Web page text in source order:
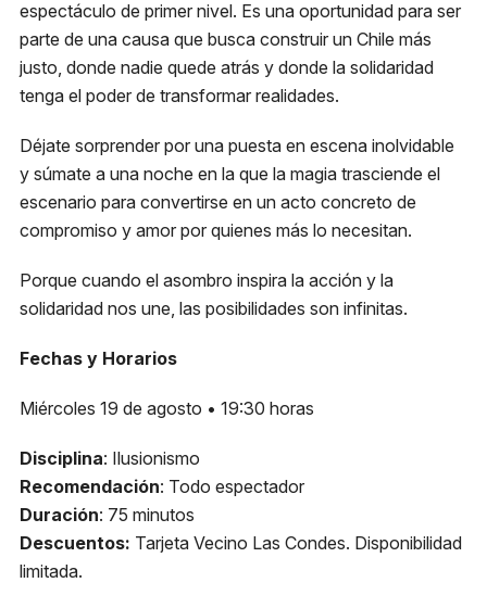
espectáculo de primer nivel. Es una oportunidad para ser
parte de una causa que busca construir un Chile más
justo, donde nadie quede atrás y donde la solidaridad
tenga el poder de transformar realidades.
Déjate sorprender por una puesta en escena inolvidable
y súmate a una noche en la que la magia trasciende el
escenario para convertirse en un acto concreto de
compromiso y amor por quienes más lo necesitan.
Porque cuando el asombro inspira la acción y la
solidaridad nos une, las posibilidades son infinitas.
Fechas y Horarios
Miércoles 19 de agosto • 19:30 horas
Disciplina: Ilusionismo
Recomendación: Todo espectador
Duración: 75 minutos
Descuentos: Tarjeta Vecino Las Condes. Disponibilidad
limitada.